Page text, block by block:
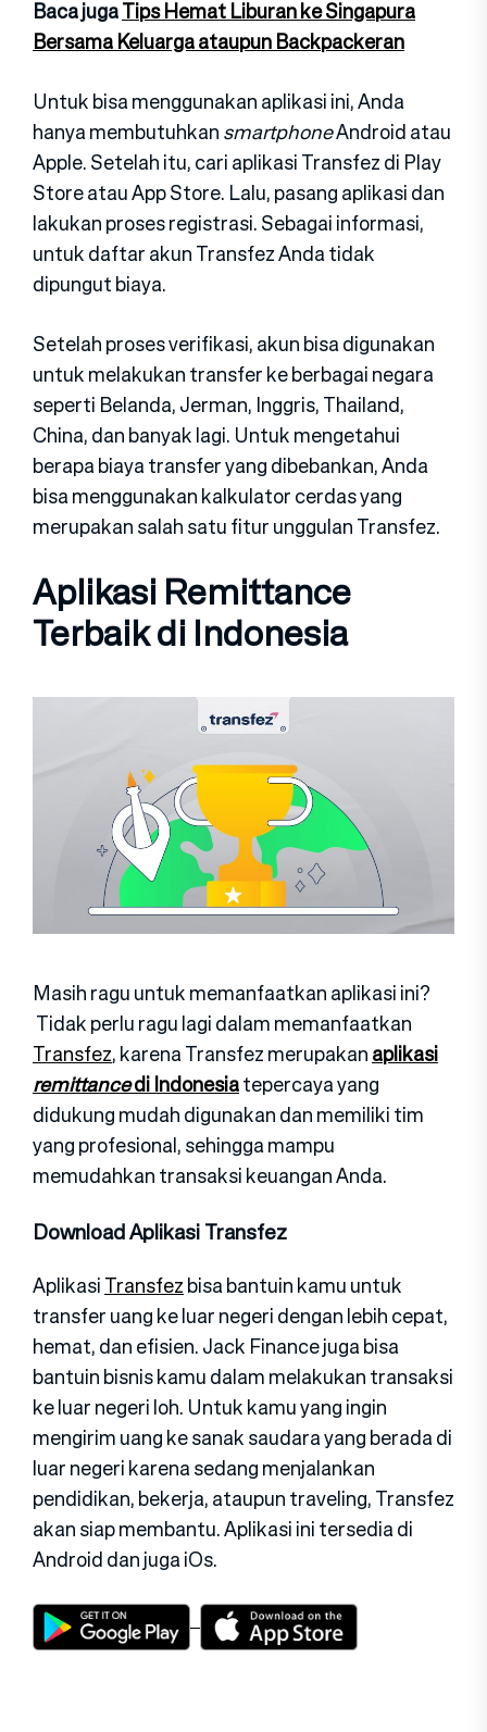
Baca jugaTips Hemat Liburan ke Singapura
Bersama Keluarga ataupun Backpackeran
Untuk bisa menggunakan aplikasi ini, Anda
hanya membutuhkansmartphoneAndroid atau
Apple. Setelah itu, cari aplikasi Transfez di Play
Store atau App Store. Lalu, pasang aplikasi dan
lakukan proses registrasi. Sebagai informasi,
untuk daftar akun Transfez Anda tidak
dipungut biaya.
Setelah proses verifikasi, akun bisa digunakan
untuk melakukan transfer ke berbagai negara
seperti Belanda, Jerman, Inggris, Thailand,
China, dan banyak lagi. Untuk mengetahui
berapa biaya transfer yang dibebankan, Anda
bisa menggunakan kalkulator cerdas yang
merupakan salah satu fitur unggulan Transfez.
Aplikasi Remittance
Terbaik di Indonesia
Masih ragu untuk memanfaatkan aplikasi ini?
Tidak perlu ragu lagi dalam memanfaatkan
Transfez, karena Transfez merupakanaplikasi
remittancedi Indonesiatepercaya yang
didukung mudah digunakan dan memiliki tim
yang profesional, sehingga mampu
memudahkan transaksi keuangan Anda.
Download Aplikasi Transfez
AplikasiTransfezbisa bantuin kamu untuk
transfer uang ke luar negeri dengan lebih cepat,
hemat, dan efisien. Jack Finance juga bisa
bantuin bisnis kamu dalam melakukan transaksi
ke luar negeri loh. Untuk kamu yang ingin
mengirim uang ke sanak saudara yang berada di
luar negeri karena sedang menjalankan
pendidikan, bekerja, ataupun traveling, Transfez
akan siap membantu. Aplikasi ini tersedia di
Android dan juga iOs.